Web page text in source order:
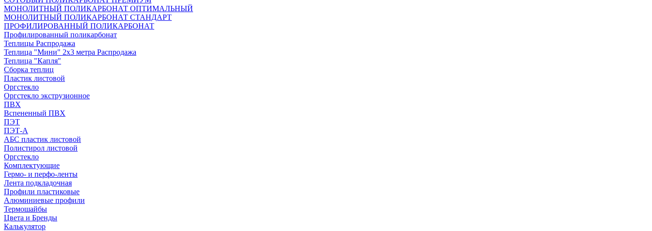
МОНОЛИТНЫЙ ПОЛИКАРБОНАТ ОПТИМАЛЬНЫЙ
МОНОЛИТНЫЙ ПОЛИКАРБОНАТ СТАНДАРТ
ПРОФИЛИРОВАННЫЙ ПОЛИКАРБОНАТ
Профилированный поликарбонат
Теплицы Распродажа
Теплица "Мини" 2х3 метра Распродажа
Теплица "Капля"
Сборка теплиц
Пластик листовой
Оргстекло
Оргстекло экструзионное
ПВХ
Вспененный ПВХ
ПЭТ
ПЭТ-А
АБС пластик листовой
Полистирол листовой
Оргстекло
Комплектующие
Гермо- и перфо-ленты
Лента подкладочная
Профили пластиковые
Алюминиевые профили
Термошайбы
Цвета и Бренды
Калькулятор